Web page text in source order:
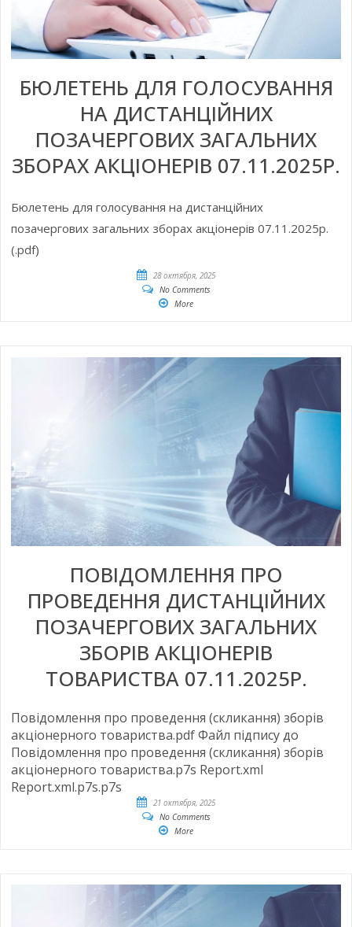
БЮЛЕТЕНЬ ДЛЯ ГОЛОСУВАННЯ
НА ДИСТАНЦІЙНИХ
ПОЗАЧЕРГОВИХ ЗАГАЛЬНИХ
ЗБОРАХ АКЦІОНЕРІВ 07.11.2025Р.
Бюлетень для голосування на дистанційних
позачергових загальних зборах акціонерів 07.11.2025р.
(.pdf)
28 октября, 2025
No Comments
More
ПОВІДОМЛЕННЯ ПРО
ПРОВЕДЕННЯ ДИСТАНЦІЙНИХ
ПОЗАЧЕРГОВИХ ЗАГАЛЬНИХ
ЗБОРІВ АКЦІОНЕРІВ
ТОВАРИСТВА 07.11.2025Р.
Повідомлення про проведення (скликання) зборів
акціонерного товариства.pdf Файл підпису до
Повідомлення про проведення (скликання) зборів
акціонерного товариства.p7s Report.xml
Report.xml.p7s.p7s
21 октября, 2025
No Comments
More